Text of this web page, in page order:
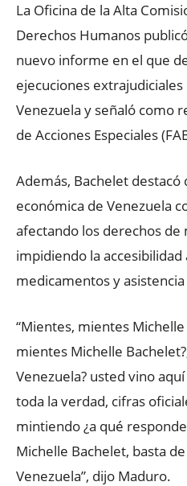
La Oficina de la Alta
Derechos Humanos
nuevo informe en el que
ejecuciones
Venezuela y señaló como
de Acciones Especiales
Además, Bachelet destacó
económica de Venezuela
afectando los derechos de
impidiendo la accesibilidad
medicamentos y
“Mientes, mientes
mientes Michelle
Venezuela? usted vino
toda la verdad, cifras
mintiendo ¿a qué
Michelle Bachelet, basta
Venezuela”, dijo Maduro.